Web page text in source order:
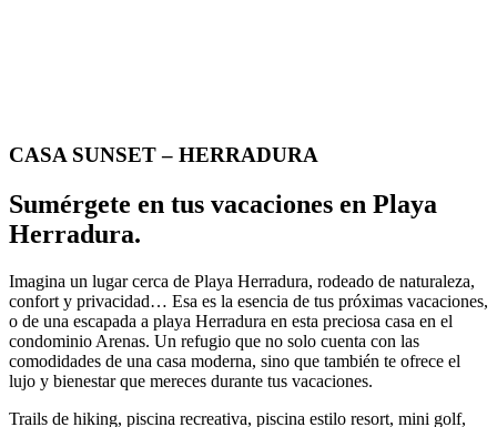
CASA SUNSET – HERRADURA
Sumérgete en tus vacaciones en Playa
Herradura.
Imagina un lugar cerca de Playa Herradura, rodeado de naturaleza,
confort y privacidad… Esa es la esencia de tus próximas vacaciones,
o de una escapada a playa Herradura en esta preciosa casa en el
condominio Arenas. Un refugio que no solo cuenta con las
comodidades de una casa moderna, sino que también te ofrece el
lujo y bienestar que mereces durante tus vacaciones.
Trails de hiking, piscina recreativa, piscina estilo resort, mini golf,